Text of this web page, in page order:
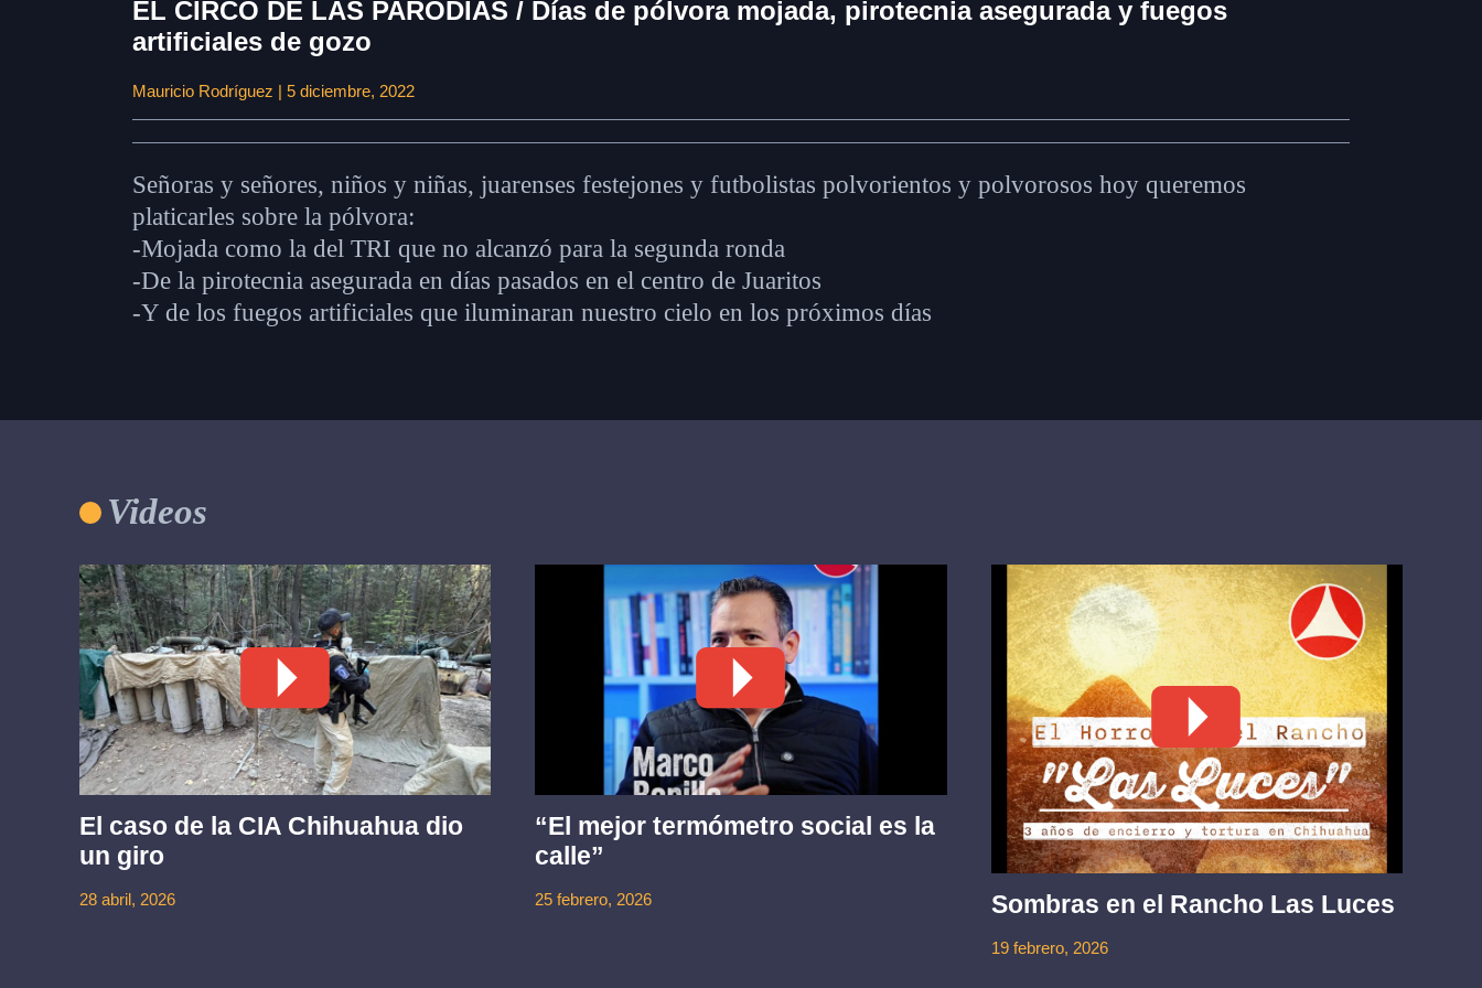
EL CIRCO DE LAS PARODIAS / Días de pólvora mojada, pirotecnia asegurada y fuegos
artificiales de gozo
Mauricio Rodríguez | 5 diciembre, 2022
Señoras y señores, niños y niñas, juarenses festejones y futbolistas polvorientos y polvorosos hoy queremos
platicarles sobre la pólvora:
-Mojada como la del TRI que no alcanzó para la segunda ronda
-De la pirotecnia asegurada en días pasados en el centro de Juaritos
-Y de los fuegos artificiales que iluminaran nuestro cielo en los próximos días
Videos
El caso de la CIA Chihuahua dio
un giro
28 abril, 2026
“El mejor termómetro social es la
calle”
25 febrero, 2026 Sombras en el Rancho Las Luces
19 febrero, 2026